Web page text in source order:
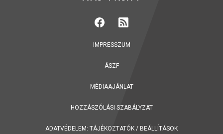
IMPRESSZUM
ÁSZF
MÉDIAAJÁNLAT
HOZZÁSZÓLÁSI SZABÁLYZAT
ADATVÉDELEM: TÁJÉKOZTATÓK / BEÁLLÍTÁSOK